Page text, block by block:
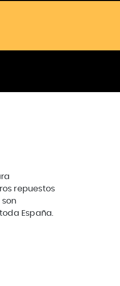
repuestos
España.